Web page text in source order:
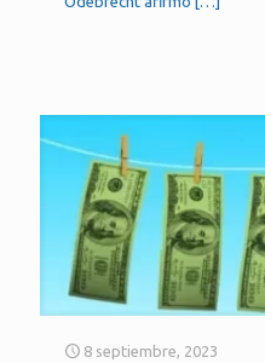
8 septiembre, 2023